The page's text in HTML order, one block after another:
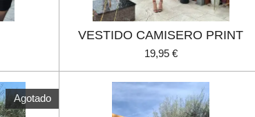
VESTIDO CAMISERO PRINT
19,95 €
Agotado